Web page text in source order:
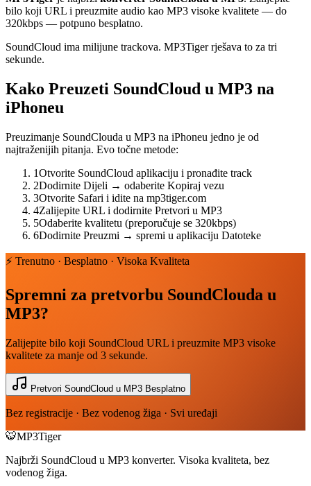
bilo koji URL i preuzmite audio kao MP3 visoke kvalitete — do
320kbps — potpuno besplatno.
SoundCloud ima milijune trackova. MP3Tiger rješava to za tri
sekunde.
Kako Preuzeti SoundCloud u MP3 na
iPhoneu
Preuzimanje SoundClouda u MP3 na iPhoneu jedno je od
najtraženijih pitanja. Evo točne metode:
1Otvorite SoundCloud aplikaciju i pronađite track
2Dodirnite Dijeli → odaberite Kopiraj vezu
3Otvorite Safari i idite na mp3tiger.com
4Zalijepite URL i dodirnite Pretvori u MP3
5Odaberite kvalitetu (preporučuje se 320kbps)
6Dodirnite Preuzmi → spremi u aplikaciju Datoteke
⚡ Trenutno · Besplatno · Visoka Kvaliteta
Spremni za pretvorbu SoundClouda u
MP3?
Zalijepite bilo koji SoundCloud URL i preuzmite MP3 visoke
kvalitete za manje od 3 sekunde.
Pretvori SoundCloud u MP3 Besplatno
Bez registracije · Bez vodenog žiga · Svi uređaji
🐯MP3Tiger
Najbrži SoundCloud u MP3 konverter. Visoka kvaliteta, bez
vodenog žiga.